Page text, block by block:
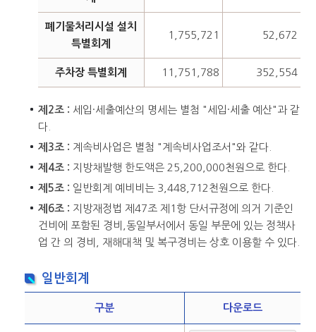
폐기물처리시설 설치
특별회계
1,755,721 52,672
주차장 특별회계 11,751,788 352,554
제2조 : 세입·세출예산의 명세는 별첨 "세입·세출 예산"과 같
다.
제3조 : 계속비사업은 별첨 "계속비사업조서"와 같다.
제4조 : 지방채발행 한도액은 25,200,000천원으로 한다.
제5조 : 일반회계 예비비는 3,448,712천원으로 한다.
제6조 : 지방재정법 제47조 제1항 단서규정에 의거 기준인
건비에 포함된 경비,동일부서에서 동일 부문에 있는 정책사
업 간 의 경비, 재해대책 및 복구경비는 상호 이용할 수 있다.
일반회계
구분 다운로드